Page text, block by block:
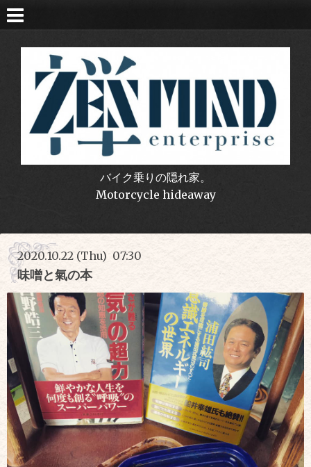
バイク乗りの隠れ家。
Motorcycle hideaway
2020.10.22 (Thu) 07:30
味噌と氣の本